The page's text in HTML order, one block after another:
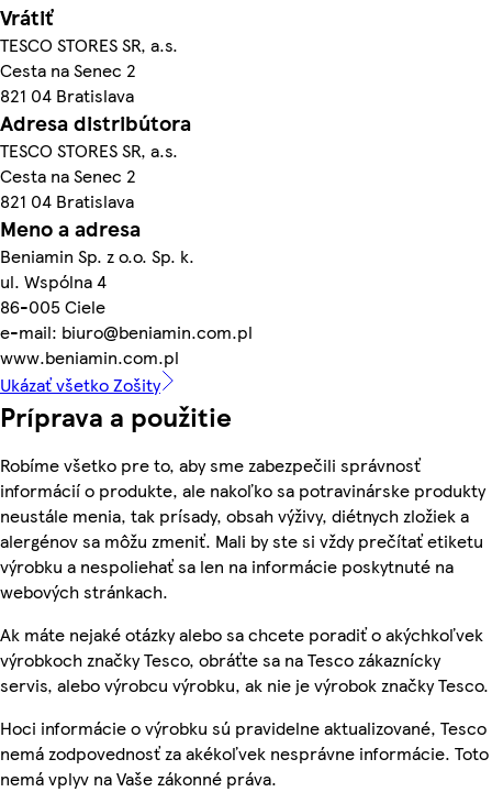
Vrátiť
TESCO STORES SR, a.s.
Cesta na Senec 2
821 04 Bratislava
Adresa distribútora
TESCO STORES SR, a.s.
Cesta na Senec 2
821 04 Bratislava
Meno a adresa
Beniamin Sp. z o.o. Sp. k.
ul. Wspólna 4
86-005 Ciele
e-mail: biuro@beniamin.com.pl
www.beniamin.com.pl
Ukázať všetko Zošity
Príprava a použitie
Robíme všetko pre to, aby sme zabezpečili správnosť
informácií o produkte, ale nakoľko sa potravinárske produkty
neustále menia, tak prísady, obsah výživy, diétnych zložiek a
alergénov sa môžu zmeniť. Mali by ste si vždy prečítať etiketu
výrobku a nespoliehať sa len na informácie poskytnuté na
webových stránkach.
Ak máte nejaké otázky alebo sa chcete poradiť o akýchkoľvek
výrobkoch značky Tesco, obráťte sa na Tesco zákaznícky
servis, alebo výrobcu výrobku, ak nie je výrobok značky Tesco.
Hoci informácie o výrobku sú pravidelne aktualizované, Tesco
nemá zodpovednosť za akékoľvek nesprávne informácie. Toto
nemá vplyv na Vaše zákonné práva.